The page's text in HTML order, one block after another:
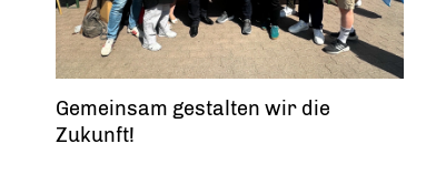
Gemeinsam gestalten wir die
Zukunft!